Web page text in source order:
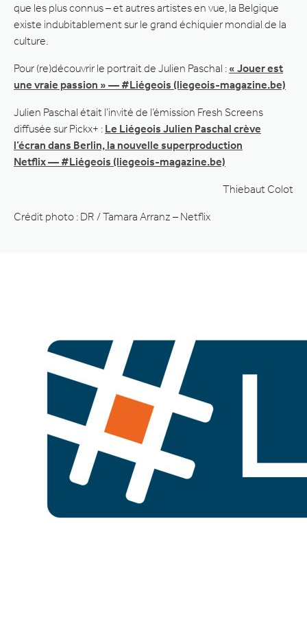
que les plus connus – et autres artistes en vue, la Belgique
existe indubitablement sur le grand échiquier mondial de la
culture.
Pour (re)découvrir le portrait de Julien Paschal : « Jouer est
une vraie passion » — #Liégeois (liegeois-magazine.be)
Julien Paschal était l’invité de l’émission Fresh Screens
diffusée sur Pickx+ : Le Liégeois Julien Paschal crève
l’écran dans Berlin, la nouvelle superproduction
Netflix — #Liégeois (liegeois-magazine.be)
Thiebaut Colot
Crédit photo : DR / Tamara Arranz – Netflix